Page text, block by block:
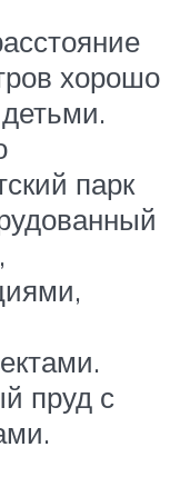
хорошо
парк
пруд с